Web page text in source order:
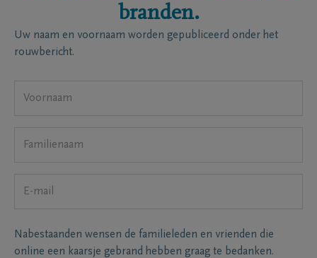
branden.
Uw naam en voornaam worden gepubliceerd onder het
rouwbericht.
Nabestaanden wensen de familieleden en vrienden die
online een kaarsje gebrand hebben graag te bedanken.